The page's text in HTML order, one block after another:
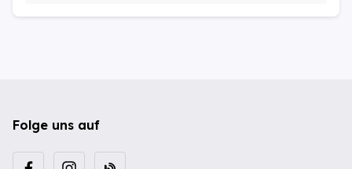
Folge uns auf